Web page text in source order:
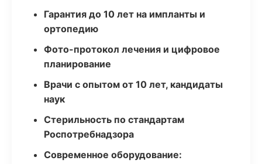
Гарантия до 10 лет на импланты и
ортопедию
Фото-протокол лечения и цифровое
планирование
Врачи с опытом от 10 лет, кандидаты
наук
Стерильность по стандартам
Роспотребнадзора
Современное оборудование: